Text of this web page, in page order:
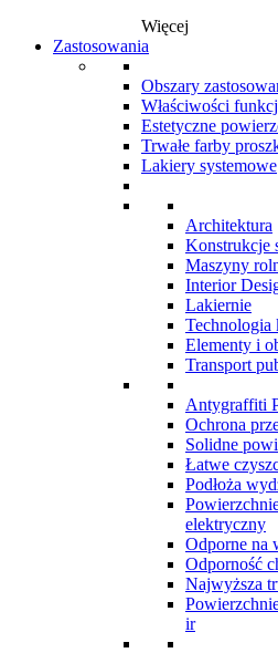
Więcej
Zastosowania
Obszary
Właściwości
Estetyczne
Trwałe farby
Lakiery systemowe
Architektura
Konstrukcje
Maszyny
Interior
Lakiernie
Technologia
Elementy i
Transport
Antygraffiti
Ochrona
Solidne
Łatwe
Podłoża
elektryczny
Odporne na
Odporność
Najwyższa
ir